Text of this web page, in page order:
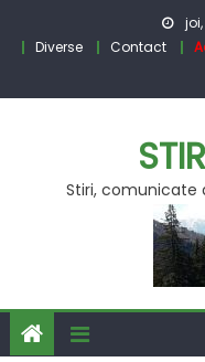
Diverse
Contact
Stiri, comunicate